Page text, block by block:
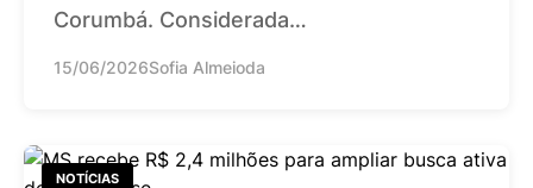
Corumbá. Considerada…
15/06/2026Sofia Almeioda
NOTÍCIAS